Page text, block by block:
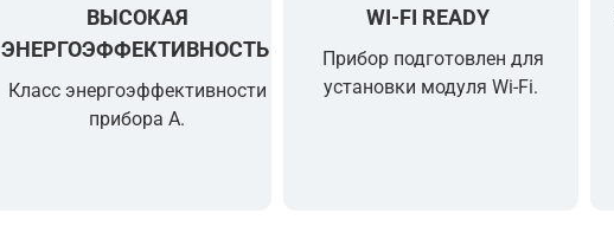
ВЫСОКАЯ
ЭНЕРГОЭФФЕКТИВНОСТЬ
Класс энергоэффективности
прибора A.
WI-FI READY
Прибор подготовлен для
установки модуля Wi-Fi.